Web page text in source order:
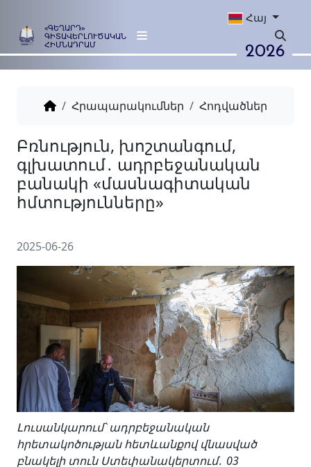
«ԳԵՂԱՐԴ»
ԳԻՏԱՎԵՐԼՈՒԾԱԿԱՆ
ՀԻՄՆԱԴՐԱՄ
Հայ
2026
Հրապարակումներ Հոդվածներ
Բռնություն, խոշտանգում,
գլխատում․
հմտությունները»
2025-06-26
Լուսանկարում՝ ադրբեջանական
հրետակոծության հետևանքով վնասված
բնակելի տուն Ստեփանակերտում․ 03